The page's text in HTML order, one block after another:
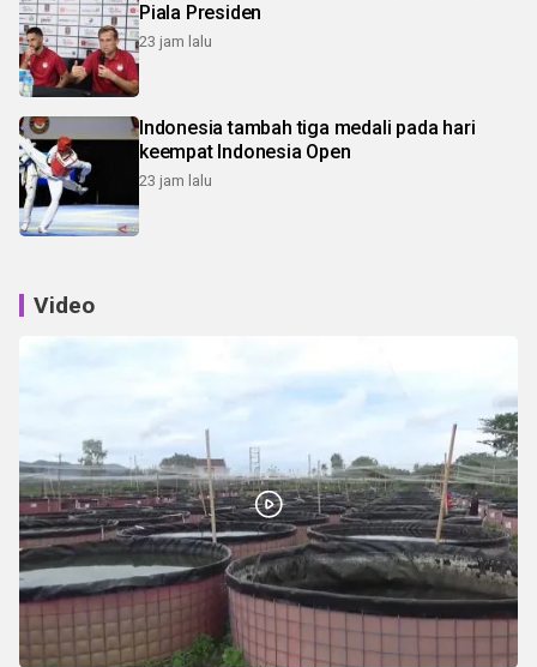
Piala Presiden
23 jam lalu
Indonesia tambah tiga medali pada hari
keempat Indonesia Open
23 jam lalu
Video